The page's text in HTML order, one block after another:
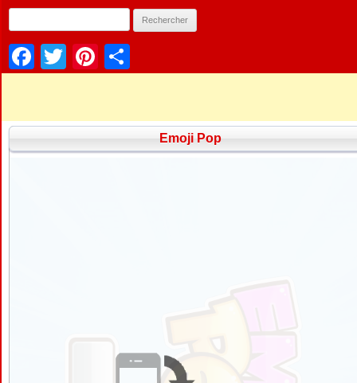
Facebook
TwitterPinterest
Emoji Pop